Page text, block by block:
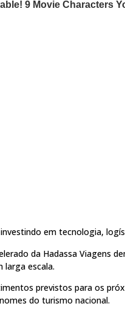
em tecnologia,
da Hadassa Viagens
larga escala.
previstos para os
do turismo nacional.